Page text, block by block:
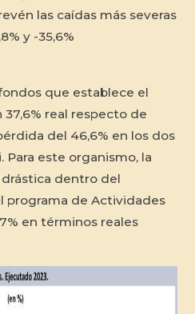
las caídas más severas
y -35,6%
que establece el
real respecto de
del 46,6% en los dos
Para este organismo, la
dentro del
programa de Actividades
en términos reales